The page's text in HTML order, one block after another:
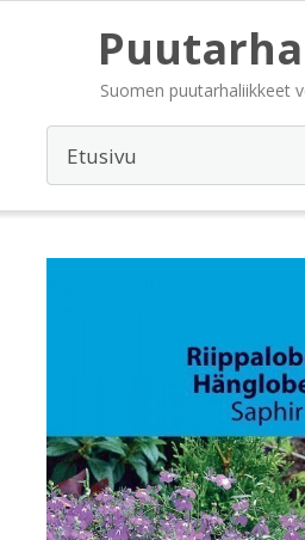
Suomen puutarhaliikkeet